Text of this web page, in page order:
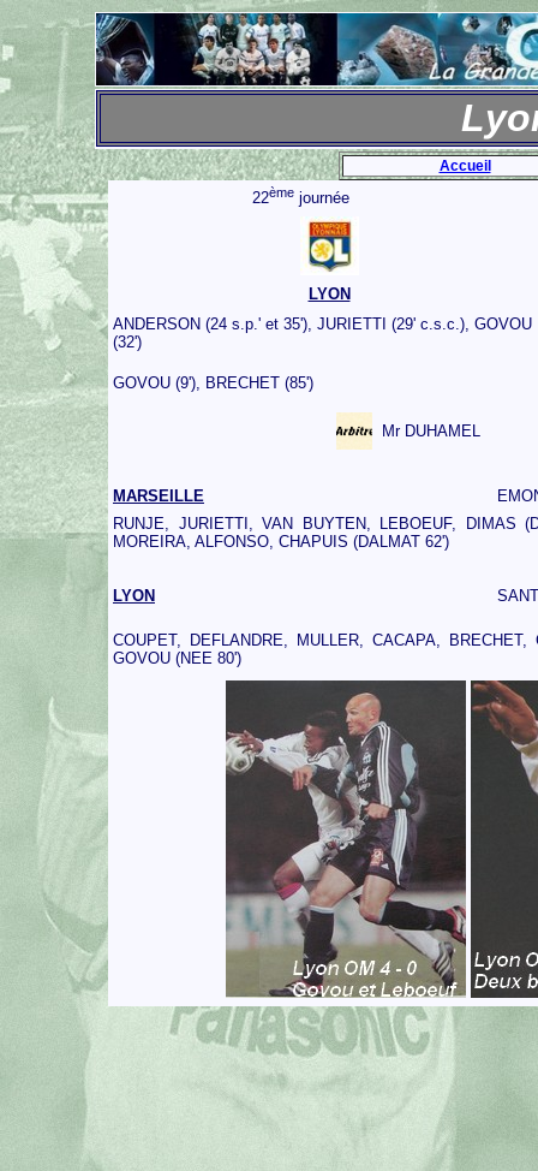
Accueil
22èmejournée
LYON
ANDERSON (24 s.p.' et 35'), JURIETTI (29' c.s.c.), GOVOU
(32')
GOVOU (9'), BRECHET (85')
Mr DUHAMEL
MARSEILLE
RUNJE, JURIETTI, VAN BUYTEN, LEBOEUF, DIMAS
MOREIRA, ALFONSO, CHAPUIS (DALMAT 62')
LYON
COUPET, DEFLANDRE, MULLER, CACAPA,
GOVOU (NEE 80')